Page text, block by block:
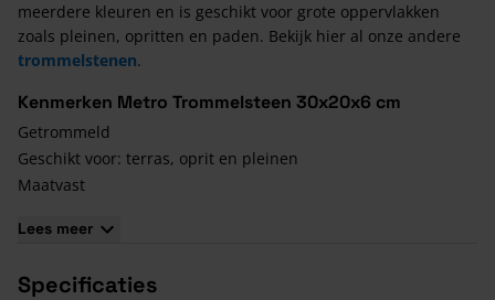
meerdere kleuren en is geschikt voor grote oppervlakken
zoals pleinen, opritten en paden. Bekijk hier al onze andere
trommelstenen.
Kenmerken Metro Trommelsteen 30x20x6 cm
Getrommeld
Geschikt voor: terras, oprit en pleinen
Maatvast
Genuanceerd, Rood Genuanceerd
Lees meer
Specificaties